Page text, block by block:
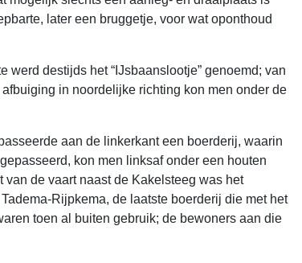
later een bruggetje, voor wat oponthoud
destijds het “IJsbaanslootje” genoemd; van
in noordelijke richting kon men onder de
aan de linkerkant een boerderij, waarin
kon men linksaf onder een houten
de vaart naast de Kakelsteeg was het
Rijpkema, de laatste boerderij die met het
toen al buiten gebruik; de bewoners aan die